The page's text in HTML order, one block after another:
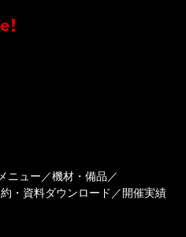
ニュー
機材・備品
・資料ダウンロード 開催実績